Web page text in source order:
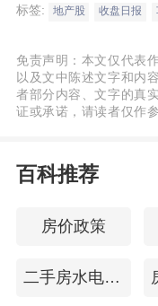
还按金总额约
观点网讯：4月
付按金的未偿还
为就该集团提
还结余。
标签: 地产股 收盘日报
免责声明：本文仅代表
以及文中陈述文字和内
者部分内容、文字的真
证或承诺，请读者仅作
百科推荐
房价政策
二手房水电改造